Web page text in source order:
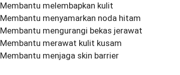
Membantu melembapkan kulit
Membantu menyamarkan noda hitam
Membantu mengurangi bekas jerawat
Membantu merawat kulit kusam
Membantu menjaga skin barrier